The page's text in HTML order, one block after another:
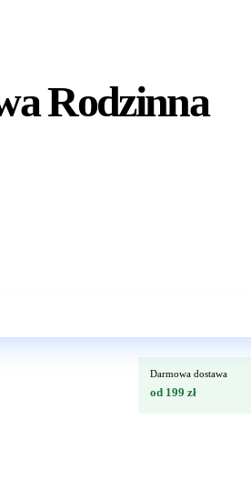
Rodzinna
Darmowa dostawa
od 199 zł